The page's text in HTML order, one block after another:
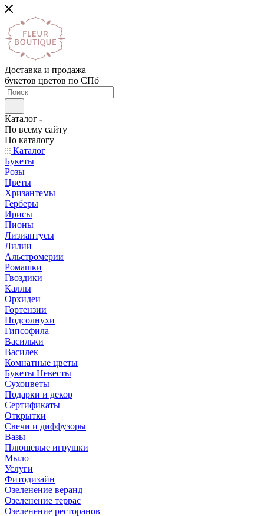
Доставка и продажа
букетов цветов по СПб
Каталог
По всему сайту
По каталогу
Каталог
Букеты
Розы
Цветы
Хризантемы
Герберы
Ирисы
Пионы
Лизиантусы
Лилии
Альстромерии
Ромашки
Гвоздики
Каллы
Орхидеи
Гортензии
Подсолнухи
Гипсофила
Васильки
Василек
Комнатные цветы
Букеты Невесты
Сухоцветы
Подарки и декор
Сертификаты
Открытки
Свечи и диффузоры
Вазы
Плюшевые игрушки
Мыло
Услуги
Фитодизайн
Озеленение веранд
Озеленение террас
Озеленение ресторанов